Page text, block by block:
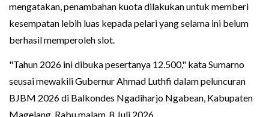
mengatakan, penambahan kuota dilakukan untuk memberi
kesempatan lebih luas kepada pelari yang selama ini belum
berhasil memperoleh slot.
"Tahun 2026 ini dibuka pesertanya 12.500," kata Sumarno
seusai mewakili Gubernur Ahmad Luthfi dalam peluncuran
BJBM 2026 di Balkondes Ngadiharjo Ngabean, Kabupaten
Magelang, Rabu malam, 8 Juli 2026.